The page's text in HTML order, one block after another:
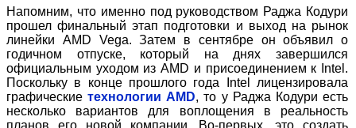
Напомним, что именно под руководством Раджа Кодури
прошел финальный этап подготовки и выход на рынок
линейки AMD Vega. Затем в сентябре он объявил о
годичном отпуске, который на днях завершился
официальным уходом из AMD и присоединением к Intel.
Поскольку в конце прошлого года Intel лицензировала
графическиетехнологии AMD, то у Раджа Кодури есть
несколько вариантов для воплощения в реальность